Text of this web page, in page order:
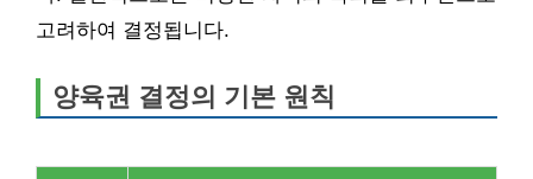
고려하여 결정됩니다.
양육권 결정의 기본 원칙